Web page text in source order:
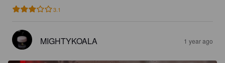
3.1
MIGHTYKOALA 1 year ago